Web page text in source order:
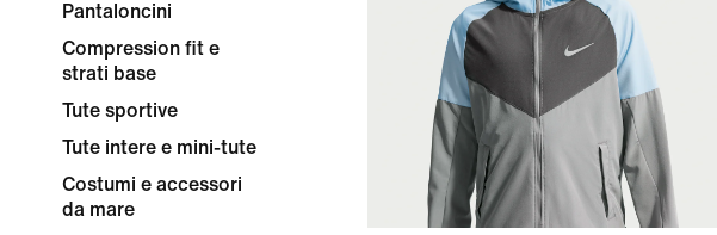
Pantaloncini
Compression fit e
strati base
Tute sportive
Tute intere e mini-tute
Costumi e accessori
da mare